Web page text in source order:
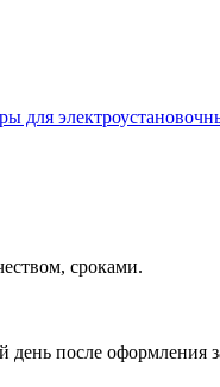
для
сроками.
день после оформления